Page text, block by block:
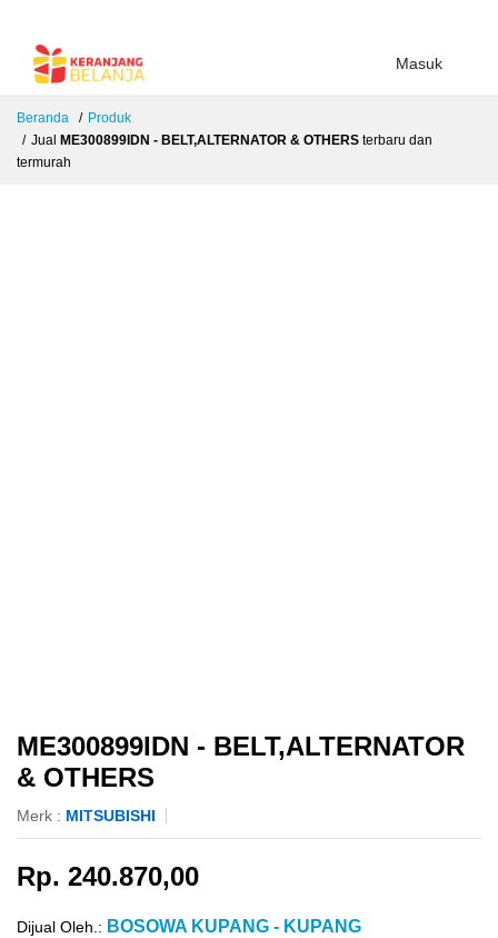
Masuk
Beranda
Produk
Jual ME300899IDN - BELT,ALTERNATOR & OTHERS terbaru dan
termurah
ME300899IDN - BELT,ALTERNATOR
& OTHERS
Merk : MITSUBISHI
Rp. 240.870,00
Dijual Oleh.: BOSOWA KUPANG - KUPANG